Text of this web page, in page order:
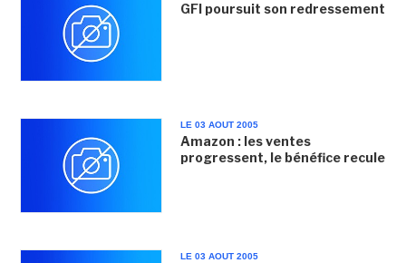
GFI poursuit son redressement
LE 03 AOUT 2005
Amazon : les ventes
progressent, le bénéfice recule
LE 03 AOUT 2005